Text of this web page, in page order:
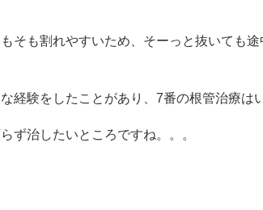
そも割れやすいため、そーっと抜いても
経験をしたことがあり、7番の根管治療は
ず治したいところですね。。。